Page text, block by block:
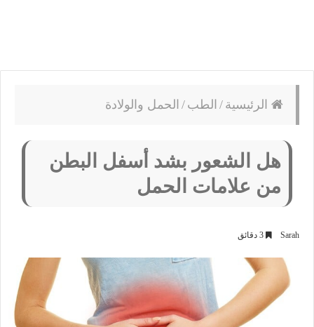
الرئيسية / الطب / الحمل والولادة
هل الشعور بشد أسفل البطن
من علامات الحمل
Sarah